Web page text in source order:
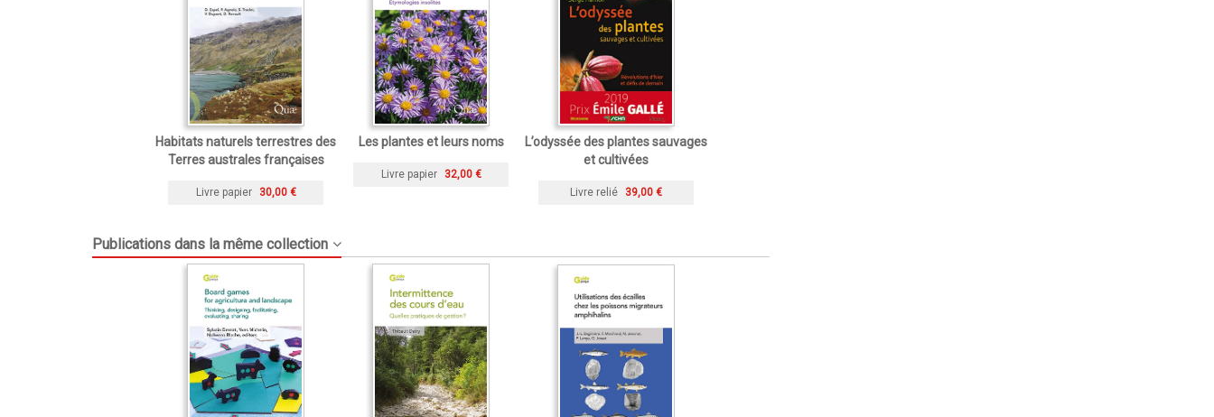
Habitats naturels terrestres des
Terres australes françaises
Livre papier 30,00 €
Les plantes et leurs noms
Livre papier 32,00 €
L’odyssée des plantes sauvages
et cultivées
Livre relié 39,00 €
Publications dans la même collection